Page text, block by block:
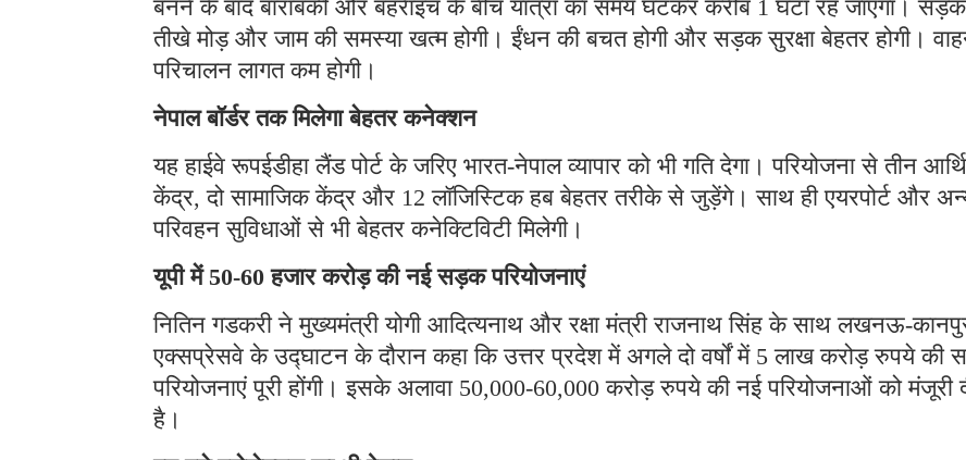
बनने के बाद बाराबंकी और बहरेाइच के बीच यात्रा का समय घटकर करीब 1 घंटा रह जाएगा।
तीखे मोड़ और जाम की समस्या खत्म होगी। ईंधन की बचत होगी और सड़क सुरक्षा बेहतर होगी।
परिचालन लागत कम होगी।
नेपाल बॉर्डर तक मिलेगा बेहतर कनेक्शन
यह हाईवे रूपईडीहा लैंड पोर्ट के जरिए भारत-नेपाल व्यापार को भी गति देगा। परियोजना से तीन
केंद्र, दो सामाजिक केंद्र और 12 लॉजिस्टिक हब बेहतर तरीके से जुड़ेंगे। साथ ही एयरपोर्ट और
परिवहन सुविधाओं से भी बेहतर कनेक्टिविटी मिलेगी।
यूपी में 50-60 हजार करोड़ की नई सड़क परियोजनाएं
नितिन गडकरी ने मुख्यमंत्री योगी आदित्यनाथ और रक्षा मंत्री राजनाथ सिंह के साथ लखनऊ-
एक्सप्रेसवे के उद्घाटन के दौरान कहा कि उत्तर प्रदेश में अगले दो वर्षों में 5 लाख करोड़ रुपये की
परियोजनाएं पूरी होंगी। इसके अलावा 50,000-60,000 करोड़ रुपये की नई परियोजनाओं को मंजूरी
है।